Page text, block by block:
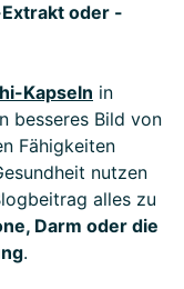
oder -
Kapseln in
besseres Bild von
Fähigkeiten
nutzen
alles zu
Darm oder die
.